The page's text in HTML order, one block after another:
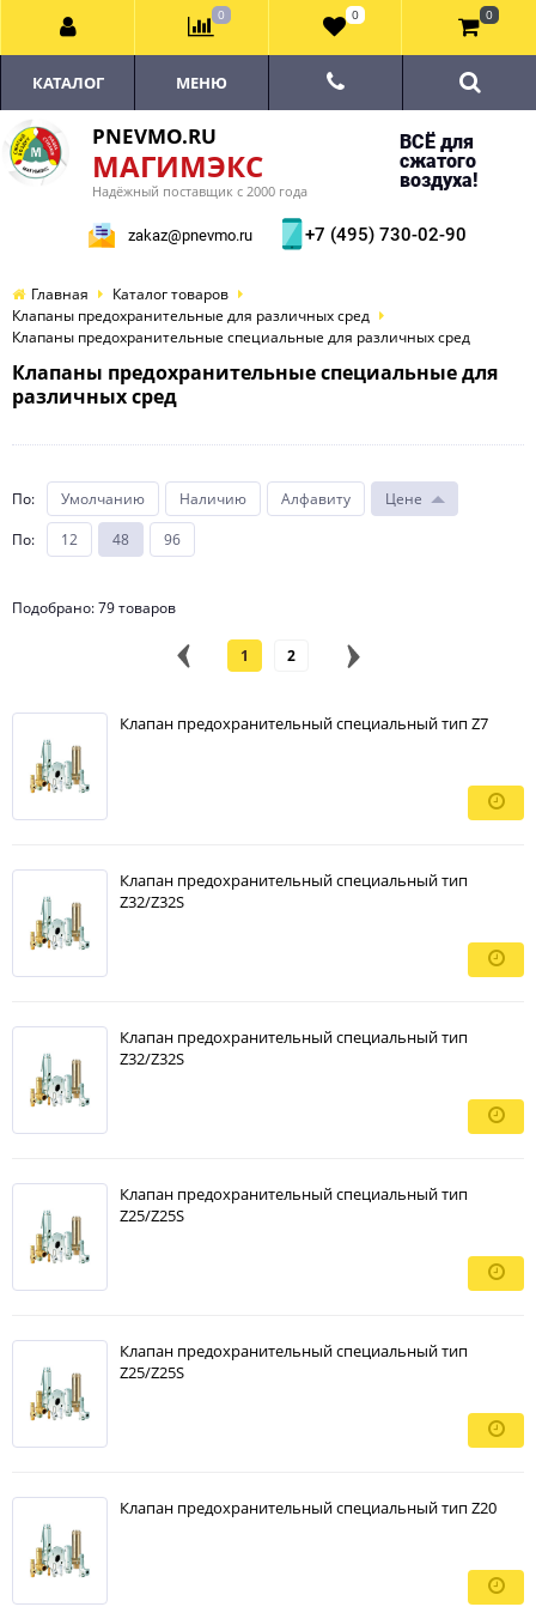
PNEVMO.RU
МАГИМЭКС
Надёжный поставщик с 2000 года
ВСЁ для
сжатого
воздуха!
zakaz@pnevmo.ru +7 (495) 730-02-90
КАТАЛОГ МЕНЮ
Главная
Каталог товаров
Клапаны предохранительные для различных сред
Клапаны предохранительные специальные для различных сред
Клапаны предохранительные специальные для
различных сред
По: Умолчанию Наличию Алфавиту
Цене
По: 12 48 96
Подобрано: 79 товаров
1 2
Клапан предохранительный специальный тип Z7
Клапан предохранительный специальный тип
Z32/Z32S
Клапан предохранительный специальный тип
Z32/Z32S
Клапан предохранительный специальный тип
Z25/Z25S
Клапан предохранительный специальный тип
Z25/Z25S
Клапан предохранительный специальный тип Z20
0 0 0